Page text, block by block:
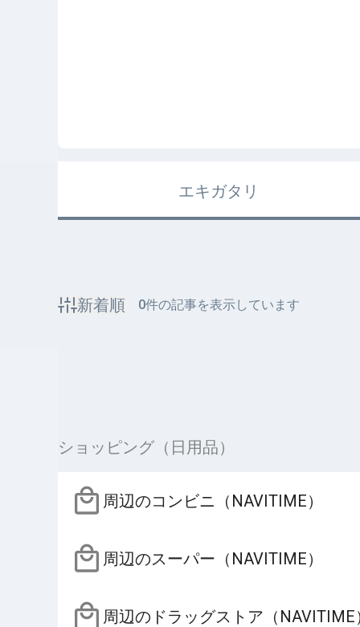
エキガタリ
新着順 0件の記事を表示しています
ショッピング（日用品）
周辺のコンビニ（NAVITIME）
周辺のスーパー（NAVITIME）
周辺のドラッグストア（NAVITIME